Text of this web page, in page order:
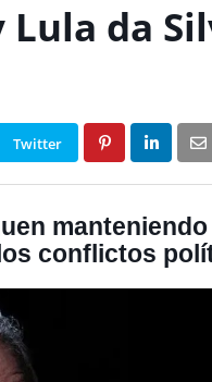
da
Twitter
conflictos